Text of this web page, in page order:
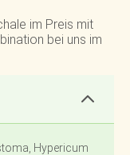
im Preis mit
bei uns im
Hypericum